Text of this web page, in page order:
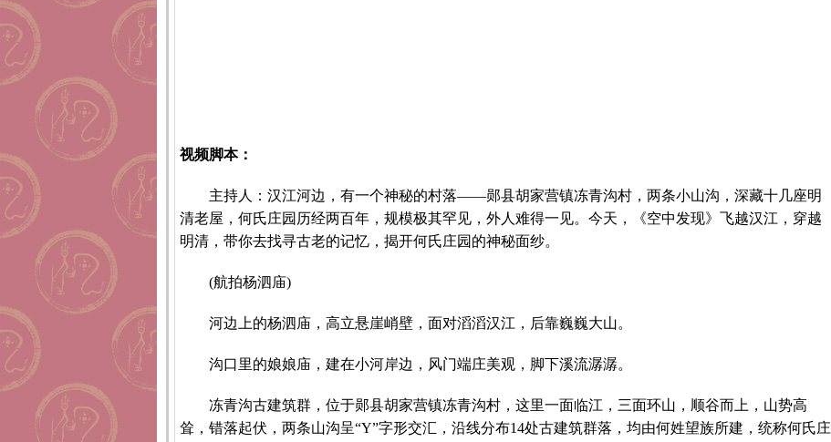
视频脚本：
主持人：汉江河边，有一个神秘的村落——郧县胡家营镇冻青沟村，两条小山沟，深藏十几座明
清老屋，何氏庄园历经两百年，规模极其罕见，外人难得一见。今天，《空中发现》飞越汉江，穿越
明清，带你去找寻古老的记忆，揭开何氏庄园的神秘面纱。
(航拍杨泗庙)
河边上的杨泗庙，高立悬崖峭壁，面对滔滔汉江，后靠巍巍大山。
沟口里的娘娘庙，建在小河岸边，风门端庄美观，脚下溪流潺潺。
冻青沟古建筑群，位于郧县胡家营镇冻青沟村，这里一面临江，三面环山，顺谷而上，山势高
耸，错落起伏，两条山沟呈“Y”字形交汇，沿线分布14处古建筑群落，均由何姓望族所建，统称何氏庄